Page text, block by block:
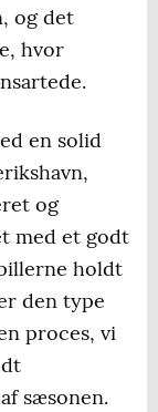
og det
hvor
en solid
og
med et godt
holdt
den type
proces, vi
sæsonen.